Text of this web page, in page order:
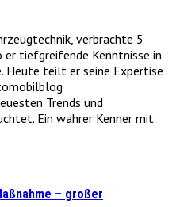
verbrachte 5
er tiefgreifende Kenntnisse in
Heute teilt er seine Expertise
Trends und
Ein wahrer Kenner mit
– großer